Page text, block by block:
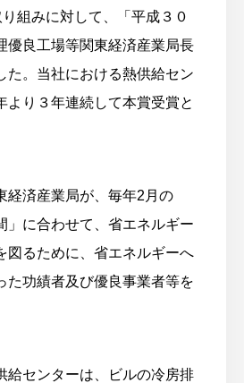
組みに対して、「平成３０
優良工場等関東経済産業局長
た。当社における熱供給セン
より３年連続して本賞受賞と
経済産業局が、毎年2月の
」に合わせて、省エネルギー
図るために、省エネルギーへ
た功績者及び優良事業者等を
給センターは、ビルの冷房排